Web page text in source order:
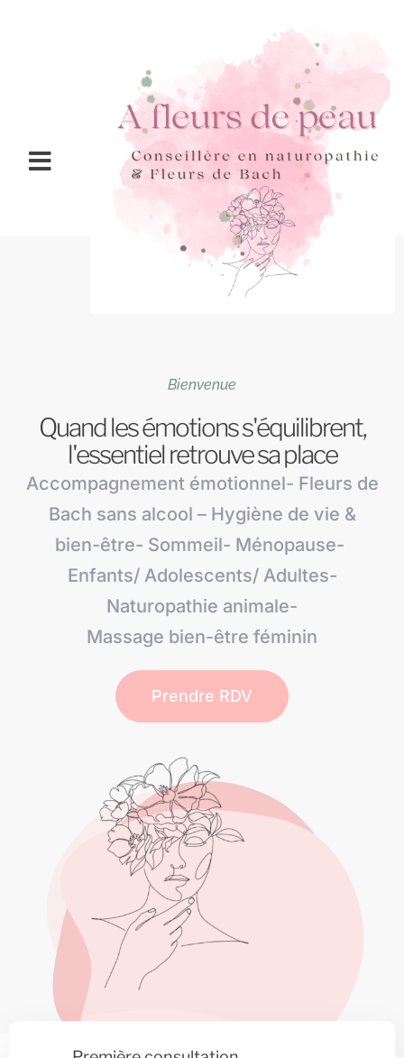
Bienvenue
Quand les émotions s'équilibrent,
l'essentiel retrouve sa place
Accompagnement émotionnel- Fleurs de
Bach sans alcool – Hygiène de vie &
bien-être- Sommeil- Ménopause-
Enfants/ Adolescents/ Adultes-
Naturopathie animale-
Massage bien-être féminin
Prendre RDV